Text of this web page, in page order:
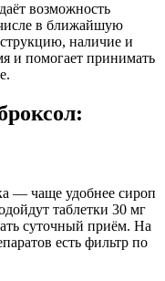
возможность
числе в ближайшую
наличие и
и помогает принимать
— чаще удобнее сироп
таблетки 30 мг
суточный приём. На
есть фильтр по